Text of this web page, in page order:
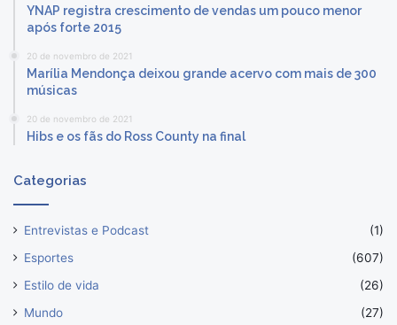
YNAP registra crescimento de vendas um pouco menor
após forte 2015
20 de novembro de 2021
Marília Mendonça deixou grande acervo com mais de 300
músicas
20 de novembro de 2021
Hibs e os fãs do Ross County na final
Categorias
Entrevistas e Podcast
(1)
Esportes
(607)
Estilo de vida
(26)
Mundo
(27)